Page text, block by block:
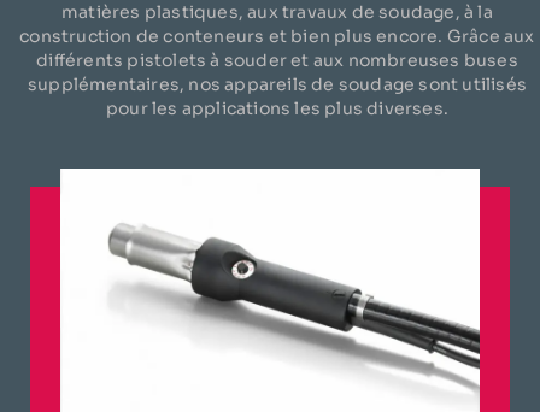
matières plastiques, aux travaux de soudage, à la
construction de conteneurs et bien plus encore. Grâce aux
différents pistolets à souder et aux nombreuses buses
supplémentaires, nos appareils de soudage sont utilisés
pour les applications les plus diverses.